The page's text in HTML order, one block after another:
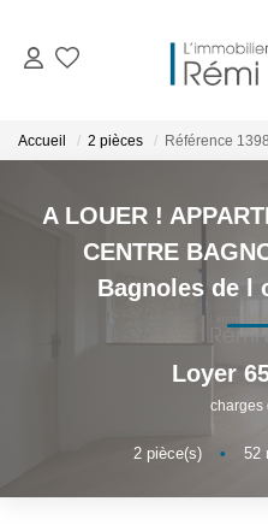
BIENS
Accueil 2 pièces Référence
A LOUER !
CENTRE
Bagnoles de l
Loyer
charges
2pièce(s) • 52